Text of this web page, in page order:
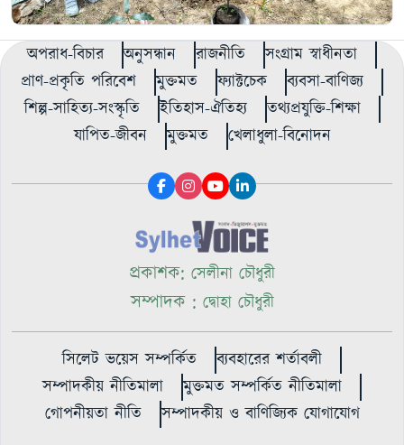
অপরাধ-বিচার অনুসন্ধান রাজনীতি
সংগ্রাম স্বাধীনতা
প্রাণ-প্রকৃতি পরিবেশ
মুক্তমত ফ্যাক্টচেক
ব্যবসা-বাণিজ্য
শিল্প-সাহিত্য-সংস্কৃতি
ইতিহাস-ঐতিহ্য
তথ্যপ্রযুক্তি-শিক্ষা
যাপিত-জীবন
মুক্তমত খেলাধুলা-বিনোদন
প্রকাশক: সেলীনা চৌধুরী
সম্পাদক : দ্বোহা চৌধুরী
সিলেট ভয়েস সম্পর্কিত
ব্যবহারের শর্তাবলী
সম্পাদকীয় নীতিমালা
মুক্তমত সম্পর্কিত নীতিমালা
গোপনীয়তা নীতি
সম্পাদকীয় ও বাণিজ্যিক যোগাযোগ